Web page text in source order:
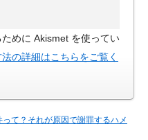
めに Akismet を使ってい
の詳細はこちらをご覧く
て？それが原因で謝罪するハメ